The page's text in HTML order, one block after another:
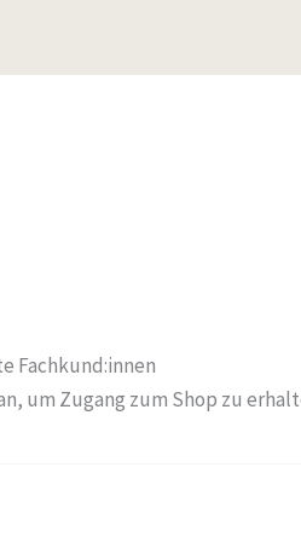
Fachkund:innen
um Zugang zum Shop zu